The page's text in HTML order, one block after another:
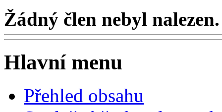
Žádný člen nebyl nalezen.
Hlavní menu
Přehled obsahu